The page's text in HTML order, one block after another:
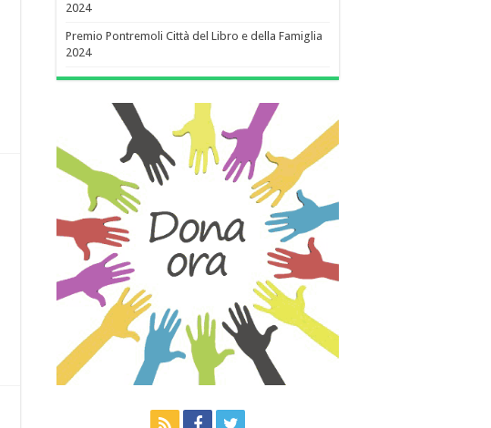
2024
Premio Pontremoli Città del Libro e della Famiglia
2024